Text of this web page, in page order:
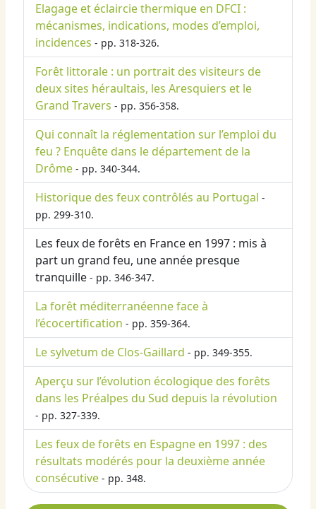
Elagage et éclaircie thermique en DFCI :
mécanismes, indications, modes d’emploi,
incidences - pp. 318-326.
Forêt littorale : un portrait des visiteurs de
deux sites héraultais, les Aresquiers et le
Grand Travers - pp. 356-358.
Qui connaît la réglementation sur l’emploi du
feu ? Enquête dans le département de la
Drôme - pp. 340-344.
Historique des feux contrôlés au Portugal -
pp. 299-310.
Les feux de forêts en France en 1997 : mis à
part un grand feu, une année presque
tranquille - pp. 346-347.
La forêt méditerranéenne face à
l’écocertification - pp. 359-364.
Le sylvetum de Clos-Gaillard - pp. 349-355.
Aperçu sur l’évolution écologique des forêts
dans les Préalpes du Sud depuis la révolution
- pp. 327-339.
Les feux de forêts en Espagne en 1997 : des
résultats modérés pour la deuxième année
consécutive - pp. 348.